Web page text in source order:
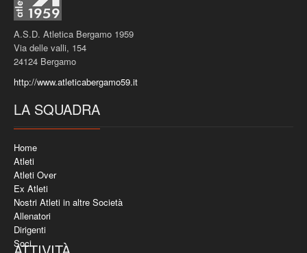
A.S.D. Atletica Bergamo 1959
Via delle valli, 154
24124 Bergamo
http://www.atleticabergamo59.it
LA SQUADRA
Home
Atleti
Atleti Over
Ex Atleti
Nostri Atleti in altre Società
Allenatori
Dirigenti
Soci